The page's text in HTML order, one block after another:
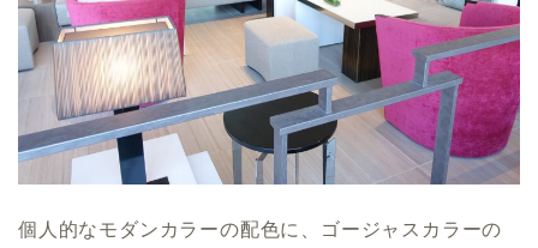
個人的なモダンカラーの配色に、ゴージャスカラーの